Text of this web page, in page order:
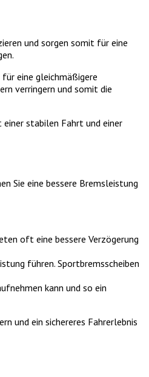
und sorgen somit für eine
eine gleichmäßigere
verringern und somit die
einer stabilen Fahrt und einer
Sie eine bessere Bremsleistung
oft eine bessere Verzögerung
führen. Sportbremsscheiben
kann und so ein
und ein sichereres Fahrerlebnis